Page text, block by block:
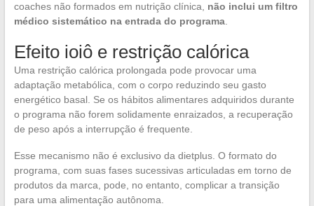
coaches não formados em nutrição clínica, não inclui um filtro
médico sistemático na entrada do programa.
Efeito ioiô e restrição calórica
Uma restrição calórica prolongada pode provocar uma
adaptação metabólica, com o corpo reduzindo seu gasto
energético basal. Se os hábitos alimentares adquiridos durante
o programa não forem solidamente enraizados, a recuperação
de peso após a interrupção é frequente.
Esse mecanismo não é exclusivo da dietplus. O formato do
programa, com suas fases sucessivas articuladas em torno de
produtos da marca, pode, no entanto, complicar a transição
para uma alimentação autônoma.